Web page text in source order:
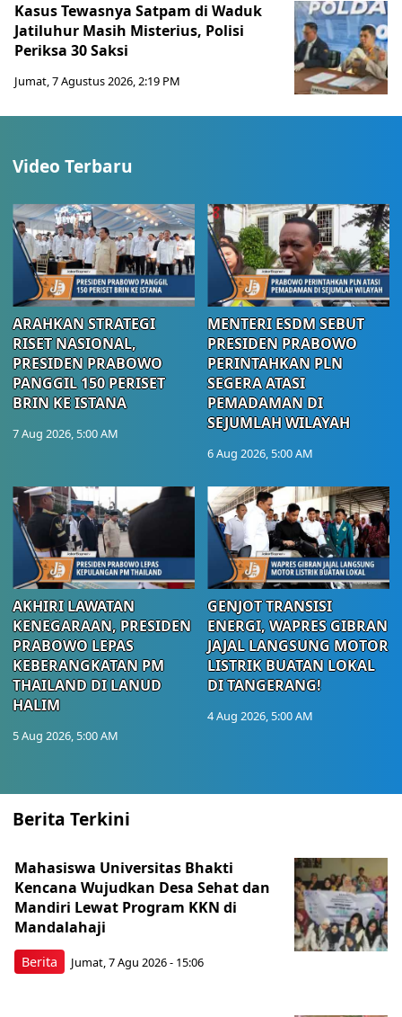
Kasus Tewasnya Satpam di Waduk
Jatiluhur Masih Misterius, Polisi
Periksa 30 Saksi
Jumat, 7 Agustus 2026, 2:19 PM
Video Terbaru
ARAHKAN STRATEGI
RISET NASIONAL,
PRESIDEN PRABOWO
PANGGIL 150 PERISET
BRIN KE ISTANA
7 Aug 2026, 5:00 AM
MENTERI ESDM SEBUT
PRESIDEN PRABOWO
PERINTAHKAN PLN
SEGERA ATASI
PEMADAMAN DI
SEJUMLAH WILAYAH
6 Aug 2026, 5:00 AM
AKHIRI LAWATAN
KENEGARAAN, PRESIDEN
PRABOWO LEPAS
KEBERANGKATAN PM
THAILAND DI LANUD
HALIM
5 Aug 2026, 5:00 AM
GENJOT TRANSISI
ENERGI, WAPRES GIBRAN
JAJAL LANGSUNG MOTOR
LISTRIK BUATAN LOKAL
DI TANGERANG!
4 Aug 2026, 5:00 AM
Berita Terkini
Berita
Mahasiswa Universitas Bhakti
Kencana Wujudkan Desa Sehat dan
Mandiri Lewat Program KKN di
Mandalahaji
Jumat, 7 Agu 2026 - 15:06